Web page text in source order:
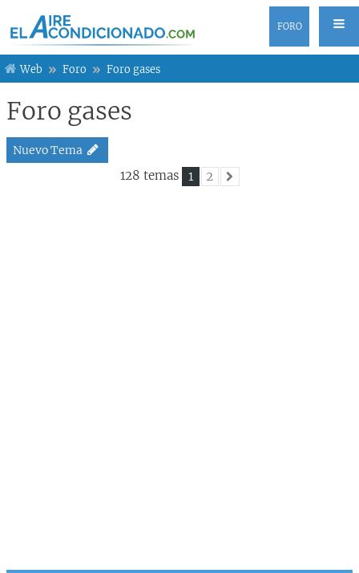
FORO
Web Foro Foro gases
Foro gases
Nuevo Tema
128 temas 1
2
Siguiente